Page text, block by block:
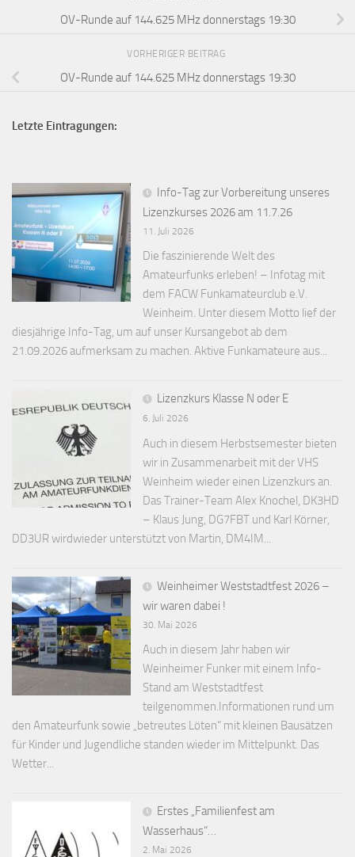
OV-Runde auf 144.625 MHz donnerstags 19:30
VORHERIGER BEITRAG
OV-Runde auf 144.625 MHz donnerstags 19:30
Letzte Eintragungen:
Info-Tag zur Vorbereitung unseres
Lizenzkurses 2026 am 11.7.26
11. Juli 2026
Die faszinierende Welt des
Amateurfunks erleben! – Infotag mit
dem FACW Funkamateurclub e.V.
Weinheim. Unter diesem Motto lief der
diesjährige Info-Tag, um auf unser Kursangebot ab dem
21.09.2026 aufmerksam zu machen. Aktive Funkamateure aus...
Lizenzkurs Klasse N oder E
6. Juli 2026
Auch in diesem Herbstsemester bieten
wir in Zusammenarbeit mit der VHS
Weinheim wieder einen Lizenzkurs an.
Das Trainer-Team Alex Knochel, DK3HD
– Klaus Jung, DG7FBT und Karl Körner,
DD3UR wirdwieder unterstützt von Martin, DM4IM...
Weinheimer Weststadtfest 2026 –
wir waren dabei !
30. Mai 2026
Auch in diesem Jahr haben wir
Weinheimer Funker mit einem Info-
Stand am Weststadtfest
teilgenommen.Informationen rund um
den Amateurfunk sowie „betreutes Löten“ mit kleinen Bausätzen
für Kinder und Jugendliche standen wieder im Mittelpunkt. Das
Wetter...
Erstes „Familienfest am
Wasserhaus“…
2. Mai 2026